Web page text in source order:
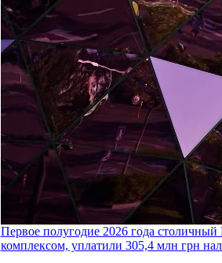
Первое полугодие 2026 года
комплексом, уплатили 305,4 млн грн